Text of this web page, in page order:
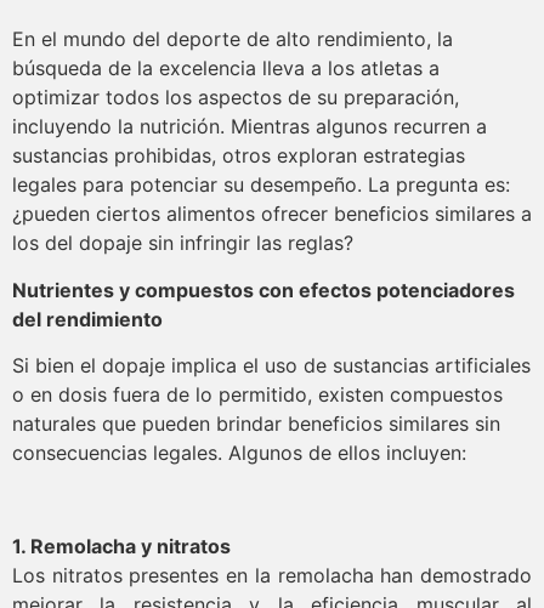
En el mundo del deporte de alto rendimiento, la
búsqueda de la excelencia lleva a los atletas a
optimizar todos los aspectos de su preparación,
incluyendo la nutrición. Mientras algunos recurren a
sustancias prohibidas, otros exploran estrategias
legales para potenciar su desempeño. La pregunta es:
¿pueden ciertos alimentos ofrecer beneficios similares a
los del dopaje sin infringir las reglas?
Nutrientes y compuestos con efectos potenciadores
del rendimiento
Si bien el dopaje implica el uso de sustancias artificiales
o en dosis fuera de lo permitido, existen compuestos
naturales que pueden brindar beneficios similares sin
consecuencias legales. Algunos de ellos incluyen:
1. Remolacha y nitratos
Los nitratos presentes en la remolacha han demostrado